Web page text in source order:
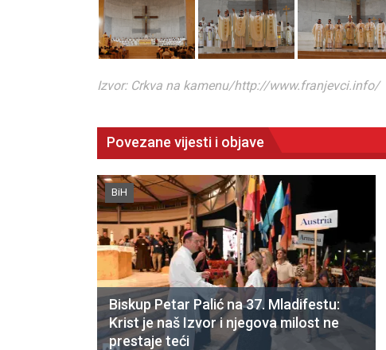
Izvor: Crkva na kamenu/http://www.franjevci.info/
Povezane vijesti i objave
BiH
Biskup Petar Palić na 37. Mladifestu:
Krist je naš Izvor i njegova milost ne
prestaje teći